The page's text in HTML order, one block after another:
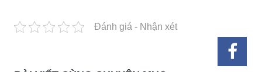
Đánh giá - Nhận xét